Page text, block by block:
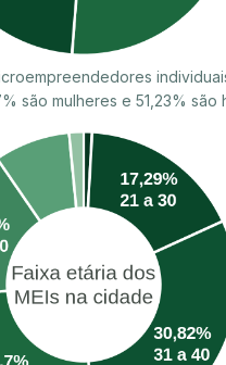
são mulheres e 51,23% são